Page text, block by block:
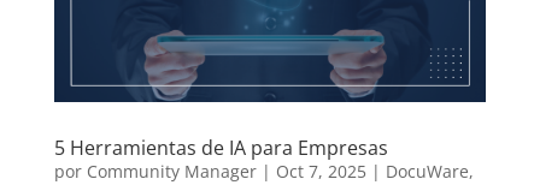
5 Herramientas de IA para Empresas
por Community Manager| Oct 7, 2025| DocuWare,